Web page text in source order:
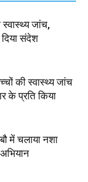
जांच,
संदेश
की स्वास्थ्य जांच
के प्रति किया
में चलाया नशा